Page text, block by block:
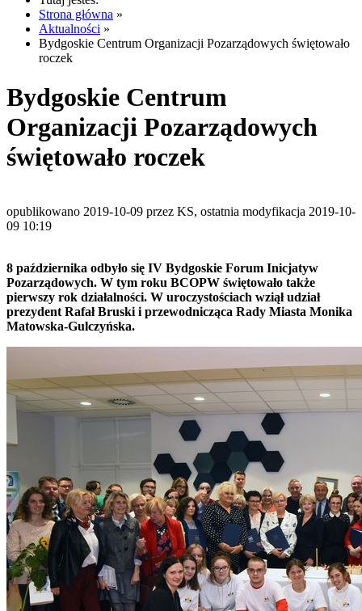
Strona główna »
Aktualności »
Bydgoskie Centrum Organizacji Pozarządowych świętowało
roczek
Bydgoskie Centrum
Organizacji Pozarządowych
świętowało roczek
opublikowano 2019-10-09 przez KS, ostatnia modyfikacja 2019-10-
09 10:19
8 października odbyło się IV Bydgoskie Forum Inicjatyw
Pozarządowych. W tym roku BCOPW świętowało także
pierwszy rok działalności. W uroczystościach wziął udział
prezydent Rafał Bruski i przewodnicząca Rady Miasta Monika
Matowska-Gulczyńska.